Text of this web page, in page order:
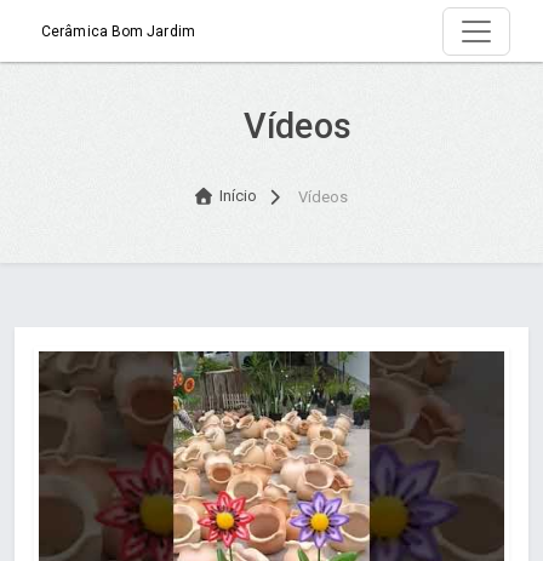
Cerâmica Bom Jardim
Vídeos
Início Vídeos